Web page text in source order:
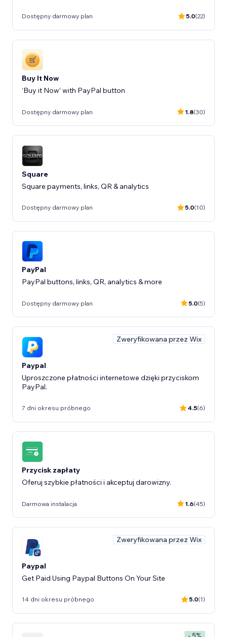
Dostępny darmowy plan 5.0(22)
Buy It Now
‘Buy it Now’ with PayPal button
Dostępny darmowy plan 1.8(30)
Square
Square payments, links, QR & analytics
Dostępny darmowy plan 5.0(10)
PayPal
PayPal buttons, links, QR, analytics & more
Dostępny darmowy plan 5.0(5)
Zweryfikowana przez Wix
Paypal
Uproszczone płatności internetowe dzięki przyciskom
PayPal.
7 dni okresu próbnego 4.5(6)
Przycisk zapłaty
Oferuj szybkie płatności i akceptuj darowizny.
Darmowa instalacja 1.6(45)
Zweryfikowana przez Wix
Paypal
Get Paid Using Paypal Buttons On Your Site
14 dni okresu próbnego 5.0(1)
- 5%